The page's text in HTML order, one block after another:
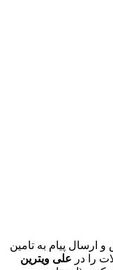
ارسال پیام به تامین
را در علی ویترین